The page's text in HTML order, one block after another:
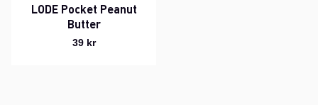
LODE Pocket Peanut
Butter
39 kr